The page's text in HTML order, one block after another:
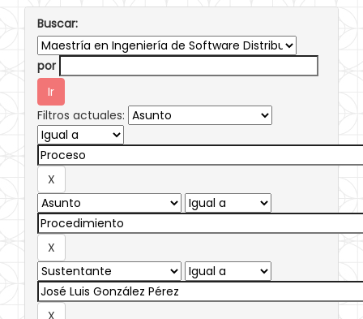
Buscar:
por
Filtros actuales: